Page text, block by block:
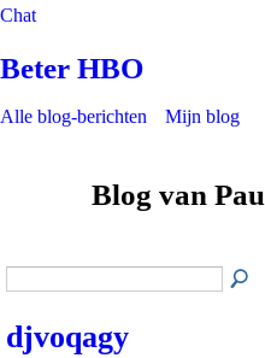
Chat
Beter HBO
Alle blog-berichten Mijn blog
Blog van
djvoqagy